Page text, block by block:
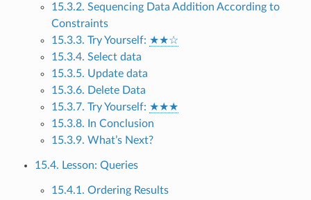
15.3.2. Sequencing Data Addition According to
Constraints
15.3.3. Try Yourself: ★★☆
15.3.4. Select data
15.3.5. Update data
15.3.6. Delete Data
15.3.7. Try Yourself: ★★★
15.3.8. In Conclusion
15.3.9. What’s Next?
15.4. Lesson: Queries
15.4.1. Ordering Results